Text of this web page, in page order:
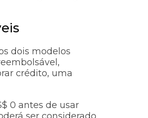
dois modelos
crédito, uma
0 antes de usar